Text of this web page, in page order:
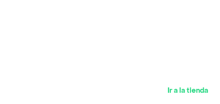
Ir a la tienda